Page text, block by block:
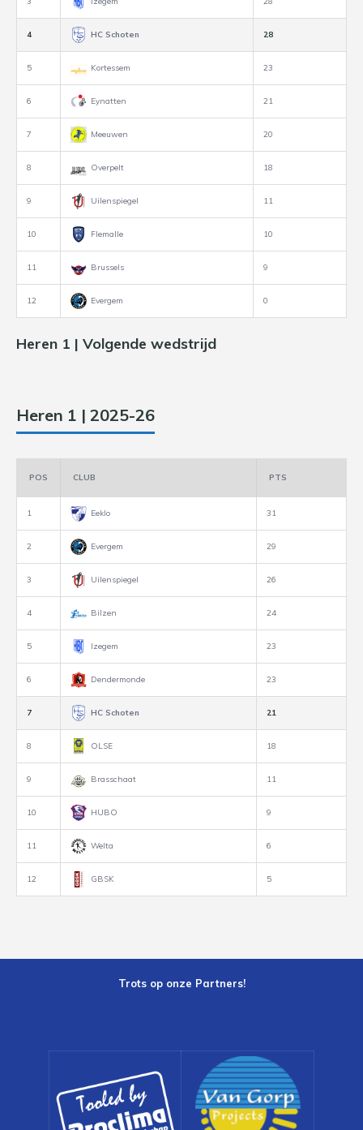
4 HC Schoten 28
5 Kortessem 23
6 Eynatten 21
7 Meeuwen 20
8 Overpelt 18
9 Uilenspiegel 11
10 Flemalle 10
11 Brussels 9
12 Evergem 0
Heren 1 | Volgende wedstrijd
Heren 1 | 2025-26
POS CLUB PTS
1 Eeklo 31
2 Evergem 29
3 Uilenspiegel 26
4 Bilzen 24
5 Izegem 23
6 Dendermonde 23
7 HC Schoten 21
8 OLSE 18
9 Brasschaat 11
10 HUBO 9
11 Welta 6
12 GBSK 5
Trots op onze Partners!